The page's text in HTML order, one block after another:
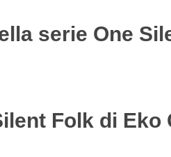
serie One
Folk di Eko